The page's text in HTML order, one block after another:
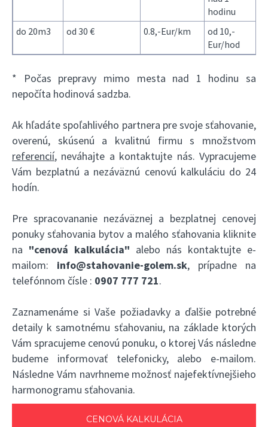
hodinu
do 20m3
od 30 € 0.8,-Eur/km
od 10,-
Eur/hod
* Počas prepravy mimo mesta nad 1 hodinu sa
nepočíta hodinová sadzba.
Ak hľadáte spoľahlivého partnera pre svoje sťahovanie,
overenú, skúsenú a kvalitnú firmu s množstvom
referencií, neváhajte a kontaktujte nás. Vypracujeme
Vám bezplatnú a nezáväznú cenovú kalkuláciu do 24
hodín.
Pre spracovananie nezáväznej a bezplatnej cenovej
ponuky sťahovania bytov a malého sťahovania kliknite
na "cenová kalkulácia" alebo nás kontaktujte e-
mailom: info@stahovanie-golem.sk, prípadne na
telefónnom čísle : 0907 777 721.
Zaznamenáme si Vaše požiadavky a ďalšie potrebné
detaily k samotnému sťahovaniu, na základe ktorých
Vám spracujeme cenovú ponuku, o ktorej Vás následne
budeme informovať telefonicky, alebo e-mailom.
Následne Vám navrhneme možnosť najefektívnejšieho
harmonogramu sťahovania.
CENOVÁ KALKULÁCIA